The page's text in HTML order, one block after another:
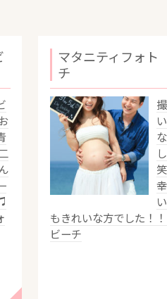
マタニティフォ
チ
もきれいな方でした！
ビーチ